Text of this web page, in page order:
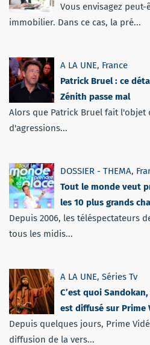
Vous envisagez
immobilier. Dans ce cas, la pré...
A LA UNE, France
Patrick Bruel : ce
Zénith passe mal
Alors que Patrick Bruel fait l'objet
d'agressions...
DOSSIER - THEMA,
Tout le monde veut
les 10 plus grands
Depuis 2006, les téléspectateurs
tous les midis...
A LA UNE, Séries Tv
C’est quoi
est diffusé sur Prime
Depuis quelques jours, Prime
diffusion de la vers...